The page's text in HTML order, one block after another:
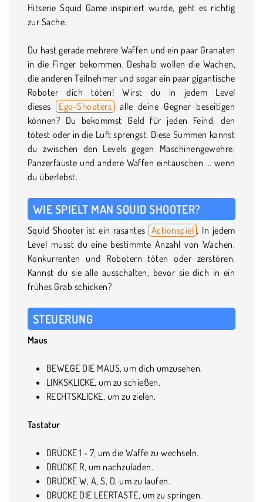
Hitserie Squid Game inspiriert wurde, geht es richtig
zur Sache.
Du hast gerade mehrere Waffen und ein paar Granaten
in die Finger bekommen. Deshalb wollen die Wachen,
die anderen Teilnehmer und sogar ein paar gigantische
Roboter dich töten! Wirst du in jedem Level
dieses Ego-Shooters
alle deine Gegner beseitigen
können? Du bekommst Geld für jeden Feind, den
tötest oder in die Luft sprengst. Diese Summen kannst
du zwischen den Levels gegen Maschinengewehre,
Panzerfäuste und andere Waffen eintauschen … wenn
du überlebst.
WIE SPIELT MAN SQUID SHOOTER?
Squid Shooter ist ein rasantes Actionspiel . In jedem
Level musst du eine bestimmte Anzahl von Wachen,
Konkurrenten und Robotern töten oder zerstören.
Kannst du sie alle ausschalten, bevor sie dich in ein
frühes Grab schicken?
STEUERUNG
Maus
BEWEGE DIE MAUS, um dich umzusehen.
LINKSKLICKE, um zu schießen.
RECHTSKLICKE, um zu zielen.
Tastatur
DRÜCKE 1 - 7, um die Waffe zu wechseln.
DRÜCKE R, um nachzuladen.
DRÜCKE W, A, S, D, um zu laufen.
DRÜCKE DIE LEERTASTE, um zu springen.